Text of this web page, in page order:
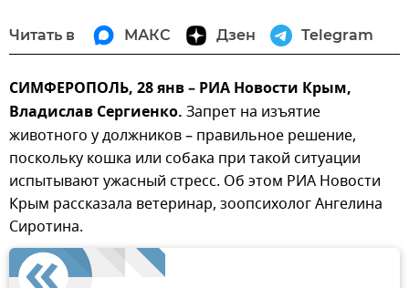
Читать в МАКС Дзен Telegram
СИМФЕРОПОЛЬ, 28 янв – РИА Новости Крым,
Владислав Сергиенко. Запрет на изъятие
животного у должников – правильное решение,
поскольку кошка или собака при такой ситуации
испытывают ужасный стресс. Об этом РИА Новости
Крым рассказала ветеринар, зоопсихолог Ангелина
Сиротина.